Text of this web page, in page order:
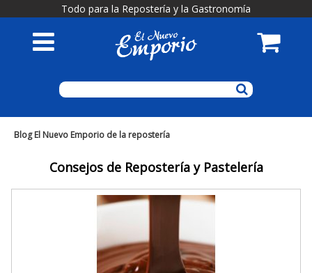
Todo para la Repostería y la Gastronomía
Blog El Nuevo Emporio de la repostería
Consejos de Repostería y Pastelería